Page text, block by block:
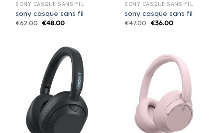
SONY CASQUE SANS FIL
sony casque sans fil
€62.00 €48.00
SONY CASQUE SANS FIL
sony casque sans fil
€47.00 €36.00